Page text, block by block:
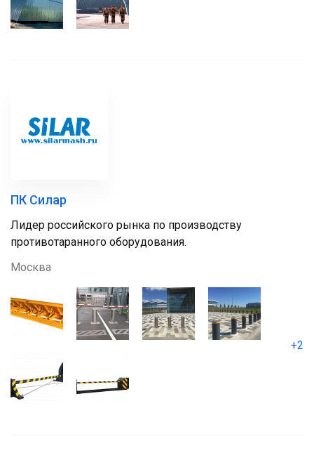
ПК Силар
Лидер российского рынка по производству
противотаранного оборудования.
Москва
+2